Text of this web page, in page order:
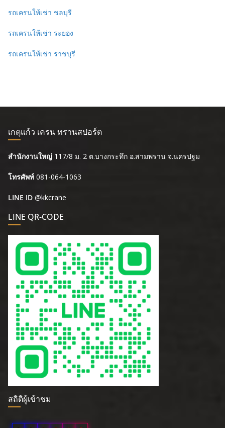
รถเครนให้เช่า ชลบุรี
รถเครนให้เช่า ระยอง
รถเครนให้เช่า ราชบุรี
เกตุแก้ว เครน ทรานสปอร์ต
สำนักงานใหญ่ 117/8 ม. 2 ต.บางกระทึก อ.สามพราน จ.นครปฐม
โทรศัพท์ 081-064-1063
LINE ID @kkcrane
LINE QR-CODE
สถิติผู้เข้าชม